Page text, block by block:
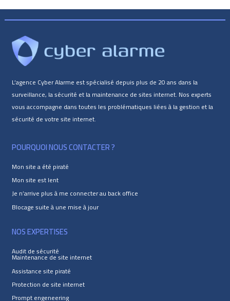
L’agence Cyber Alarme est spécialisé depuis plus de 20 ans dans la
surveillance, la sécurité et la maintenance de sites internet. Nos experts
vous accompagne dans toutes les problématiques liées à la gestion et la
sécurité de votre site internet.
POURQUOI NOUS CONTACTER ?
Mon site a été piraté
Mon site est lent
Je n’arrive plus à me connecter au back office
Blocage suite à une mise à jour
NOS EXPERTISES
Audit de sécurité
Maintenance de site internet
Assistance site piraté
Protection de site internet
Prompt engeneering